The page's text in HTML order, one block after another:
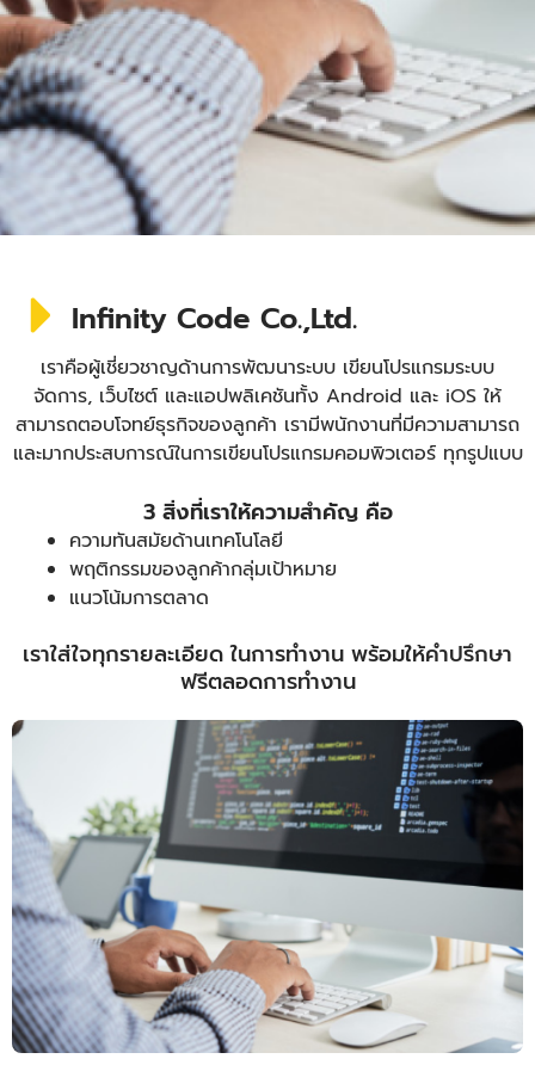
Infinity Code Co.,Ltd.
เราคือผู้เชี่ยวชาญด้านการพัฒนาระบบ เขียนโปรแกรมระบบ
จัดการ, เว็บไซต์ และแอปพลิเคชันทั้ง Android และ iOS ให้
สามารถตอบโจทย์ธุรกิจของลูกค้า เรามีพนักงานที่มีความสามารถ
และมากประสบการณ์ในการเขียนโปรแกรมคอมพิวเตอร์ ทุกรูปแบบ
3 สิ่งที่เราให้ความสำคัญ คือ
ความทันสมัยด้านเทคโนโลยี
พฤติกรรมของลูกค้ากลุ่มเป้าหมาย
แนวโน้มการตลาด
เราใส่ใจทุกรายละเอียด ในการทำงาน พร้อมให้คำปรึกษา
ฟรีตลอดการทำงาน